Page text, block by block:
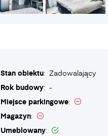
Stan obiektu: Zadowalający
Rok budowy: -
Miejsce parkingowe:
Magazyn:
Umeblowany: